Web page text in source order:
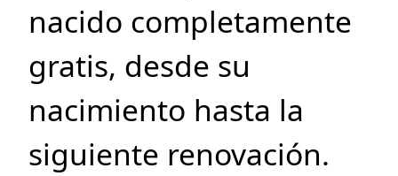
nacido completamente
gratis, desde su
nacimiento hasta la
siguiente renovación.